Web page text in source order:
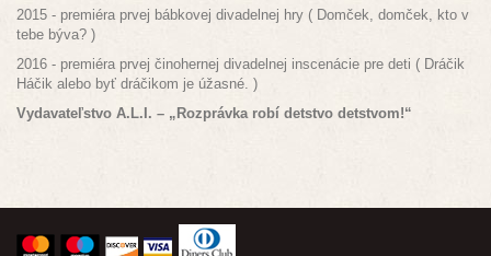
2015 - premiéra prvej bábkovej divadelnej hry ( Domček, domček, kto v
tebe býva? )
2016 - premiéra prvej činohernej divadelnej inscenácie pre deti ( Dráčik
Háčik alebo byť dráčikom je úžasné. )
Vydavateľstvo A.L.I. – „Rozprávka robí detstvo detstvom!“